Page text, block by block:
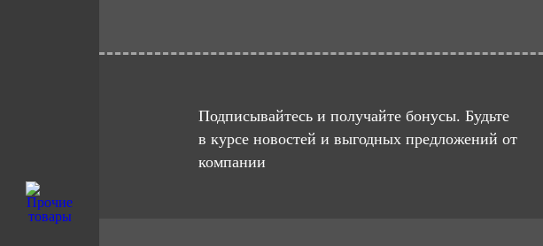
Подписывайтесь и получайте бонусы. Будьте
в курсе новостей и выгодных предложений от
компании